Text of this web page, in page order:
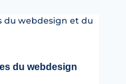
du webdesign